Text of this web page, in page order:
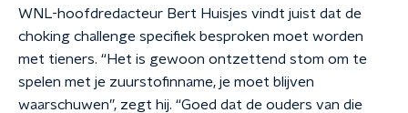
WNL-hoofdredacteur Bert Huisjes vindt juist dat de
choking challenge specifiek besproken moet worden
met tieners. “Het is gewoon ontzettend stom om te
spelen met je zuurstofinname, je moet blijven
waarschuwen”, zegt hij. “Goed dat de ouders van die